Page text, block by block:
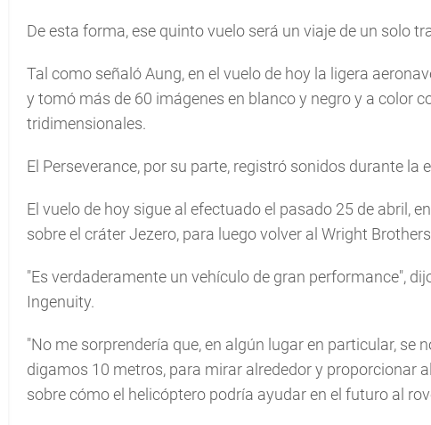
De esta forma, ese quinto vuelo será un viaje de un solo
Tal como señaló Aung, en el vuelo de hoy la ligera
y tomó más de 60 imágenes en blanco y negro y a color
tridimensionales.
El Perseverance, por su parte, registró sonidos durante la
El vuelo de hoy sigue al efectuado el pasado 25 de abril,
sobre el cráter Jezero, para luego volver al Wright
"Es verdaderamente un vehículo de gran performance",
Ingenuity.
"No me sorprendería que, en algún lugar en particular,
digamos 10 metros, para mirar alrededor y proporcionar
sobre cómo el helicóptero podría ayudar en el futuro al